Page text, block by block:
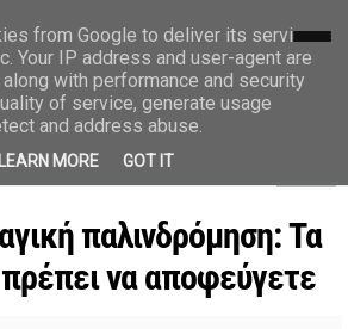
Γεγονότα-Επικαιρότητα
παλινδρόμηση: Τα
να αποφεύγετε
from Google to deliver its services
Your IP address and user-agent are
with performance and security
of service, generate usage
and address abuse.
LEARN MORE GOT IT